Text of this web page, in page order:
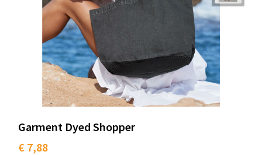
Garment Dyed Shopper
€ 7,88